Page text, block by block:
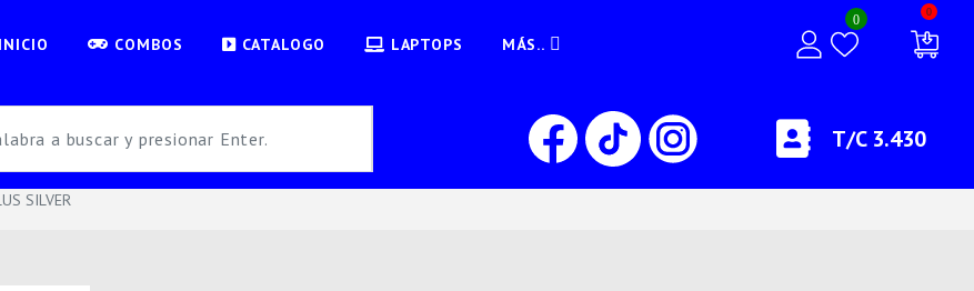
INICIO COMBOS CATALOGO LAPTOPS MÁS..
0
0
T/C 3.430
SILVER